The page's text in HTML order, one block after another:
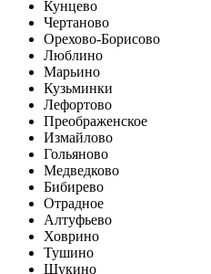
Кунцево
Чертаново
Орехово-Борисово
Люблино
Марьино
Кузьминки
Лефортово
Преображенское
Измайлово
Гольяново
Медведково
Бибирево
Отрадное
Алтуфьево
Ховрино
Тушино
Щукино